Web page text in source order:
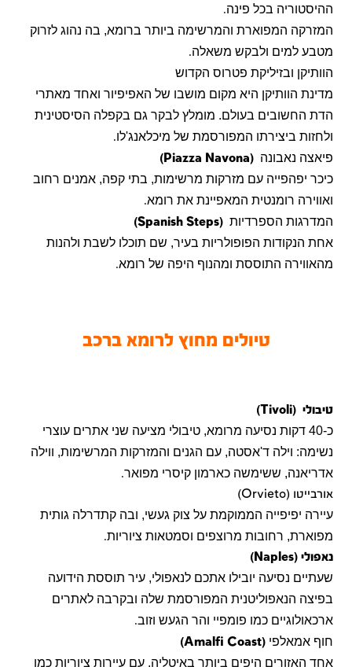
ההיסטוריה בכל פינה.
המזרקה המפוארת והמרשימה ביותר ברומא, בה נהוג לזרוק
מטבע למים ולבקש משאלה.
הוותיקן ובזיליקת פטרוס הקדוש
מדינת הוותיקן היא מקום מושבו של האפיפיור ואחד מאתרי
הדת החשובים בעולם. מומלץ לבקר גם בקפלה הסיסטינית
ולחזות ביצירתו המפורסמת של מיכלאנג'לו.
פיאצה נאבונה (Piazza Navona)
כיכר יפהפייה עם מזרקות מרשימות, בתי קפה, אמנים רחוב
ואווירה רומנטית המאפיינת את רומא.
המדרגות הספרדיות (Spanish Steps)
אחת הנקודות הפופולריות בעיר, שם תוכלו לשבת ולהנות
מהאווירה התוססת ומהנוף היפה של רומא.
טיולים מחוץ לרומא ברכב
טיבולי (Tivoli)
כ-40 דקות נסיעה מרומא, טיבולי מציעה שני אתרים עוצרי
נשימה: וילה ד'אסטה, עם הגנים והמזרקות המרשימות, ווילה
אדריאנה, ששימשה כארמון קיסרי מפואר.
אורבייטו (Orvieto)
עיירה יפיפייה הממוקמת על צוק געשי, ובה קתדרלה גותית
מפוארת, רחובות מרוצפים וסמטאות ציוריות.
נאפולי (Naples)
שעתיים נסיעה יובילו אתכם לנאפולי, עיר תוססת הידועה
בפיצה הנאפוליטנית המפורסמת שלה ובקרבה לאתרים
ארכאולוגיים כמו פומפיי והר הגעש וזוב.
חוף אמאלפי (Amalfi Coast)
אחד האזורים היפים ביותר באיטליה, עם עיירות ציוריות כמו